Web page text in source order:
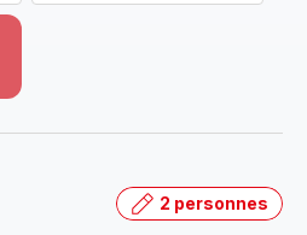
2 personnes